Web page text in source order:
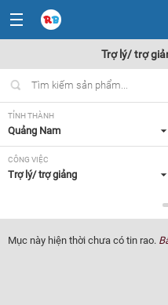
Trợ lý/ trợ
TỈNH THÀNH
Quảng Nam
CÔNG VIỆC
Trợ lý/ trợ giảng
Tất cả
Mục này hiện thời chưa có tin rao.